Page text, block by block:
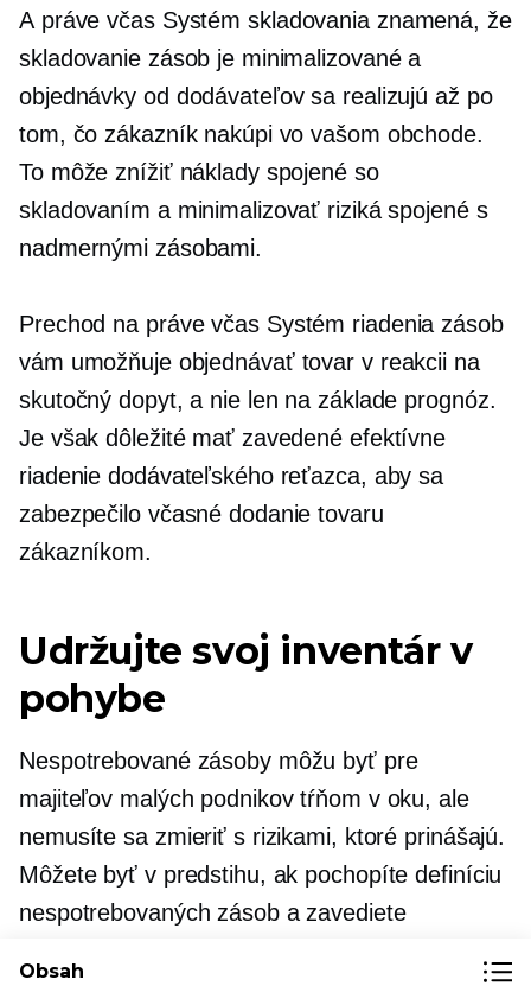
A práve včasSystém skladovania znamená, že
skladovanie zásob je minimalizované a
objednávky od dodávateľov sa realizujú až po
tom, čo zákazník nakúpi vo vašom obchode.
To môže znížiť náklady spojené so
skladovaním a minimalizovať riziká spojené s
nadmernými zásobami.
Prechod na práve včasSystém riadenia zásob
vám umožňuje objednávať tovar v reakcii na
skutočný dopyt, a nie len na základe prognóz.
Je však dôležité mať zavedené efektívne
riadenie dodávateľského reťazca, aby sa
zabezpečilo včasné dodanie tovaru
zákazníkom.
Udržujte svoj inventár v
pohybe
Nespotrebované zásoby môžu byť pre
majiteľov malých podnikov tŕňom v oku, ale
nemusíte sa zmieriť s rizikami, ktoré prinášajú.
Môžete byť v predstihu, ak pochopíte definíciu
nespotrebovaných zásob a zavediete
Obsah